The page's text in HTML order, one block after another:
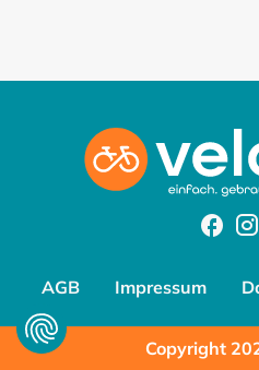
AGB Impressum
Copyright